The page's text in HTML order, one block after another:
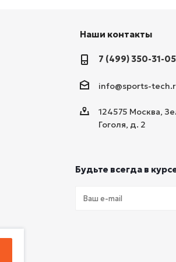
Наши контакты
7 (499) 350-31-05
info@sports-
124575 Москва,
Гоголя, д. 2
Будьте всегда в